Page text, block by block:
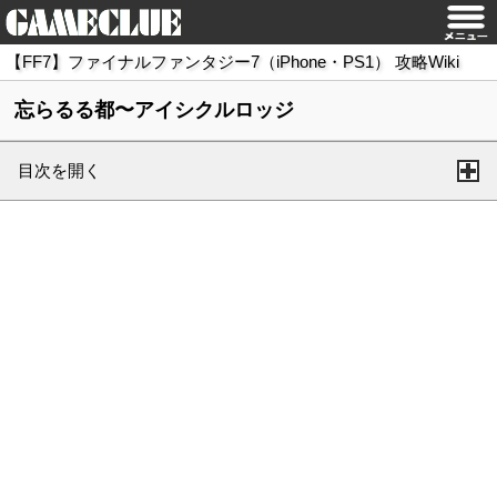
【FF7】ファイナルファンタジー7（iPhone・PS1） 攻略Wiki
忘らるる都〜アイシクルロッジ
目次を開く